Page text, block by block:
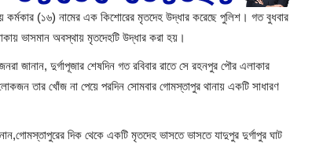
কর্মকার (১৬) নামের এক কিশোরের মৃতদেহ উদ্ধার করেছে পুলিশ। গত বুধবার
ভাসমান অবস্থায় মৃতদেহটি উদ্ধার করা হয়।
জানান, দুর্গাপূজার শেষদিন গত রবিবার রাতে সে রহনপুর পৌর এলাকার
লোকজন তার খোঁজ না পেয়ে পরদিন সোমবার গোমস্তাপুর থানায় একটি সাধারণ
দিক থেকে একটি মৃতদেহ ভাসতে ভাসতে যাদুপুর দুর্গাপুর ঘাট